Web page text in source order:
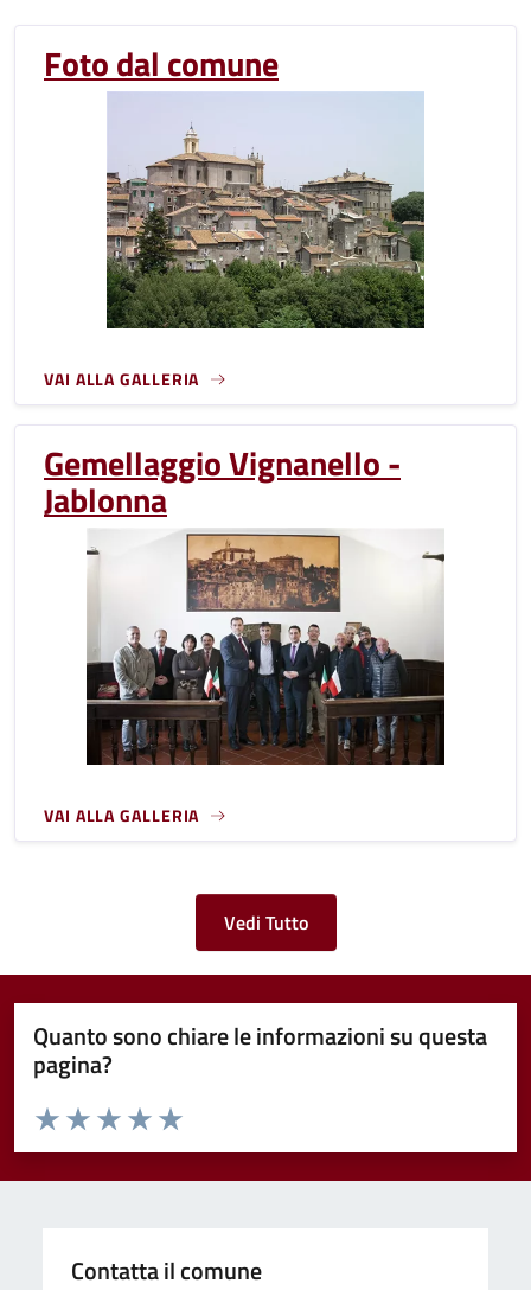
Foto dal comune
VAI ALLA GALLERIA
Gemellaggio Vignanello -
Jablonna
VAI ALLA GALLERIA
Vedi Tutto
Quanto sono chiare le informazioni su questa
pagina?
Valuta da 1 a 5 stelle la pagina
Valuta 5 stelle su 5
Valuta 4 stelle su 5
Valuta 3 stelle su 5
Valuta 2 stelle su 5
Valuta 1 stelle su 5
Contatta il comune